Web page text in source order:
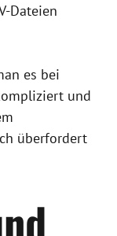
Dateien
es bei
und
überfordert